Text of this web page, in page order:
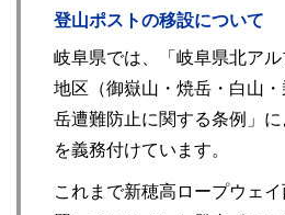
登山ポストの移設について
岐阜県では、「岐阜県北ア
地区（御嶽山・焼岳・白山
岳遭難防止に関する条例」
を義務付けています。
これまで新穂高ロープウェ